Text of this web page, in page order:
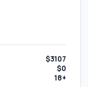
$3107
$0
18+